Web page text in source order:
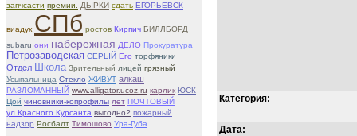
запчсасти премии. ДЫРКИ сдать ЕГОРЬЕВСК
виадук СПб ростов Кирпич БИЛЛБОРД
subaru они набережная ДЕЛО Прокуратура
Петрозаводская СЕРЫЙ Его торфяники
Отдел Школа Зрительный лицей грязный
Усыпальница Стекло ЖИВУТ алкаш
РАЗЛОМАННЫЙ www.alligator.ucoz.ru карлик ЮСК
Цой чиновники-копрофилы лет ПОЧТОВЫЙ
ул.Красного Курсанта выгодно? пожарный
надзор Росбалт Тимошово Ура-Губа
Категория:
Дата: